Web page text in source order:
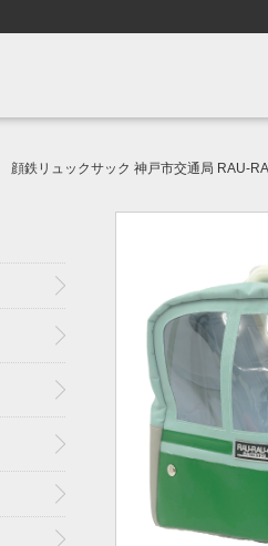
顔鉄リュックサック 神戸市交通局 RAU-